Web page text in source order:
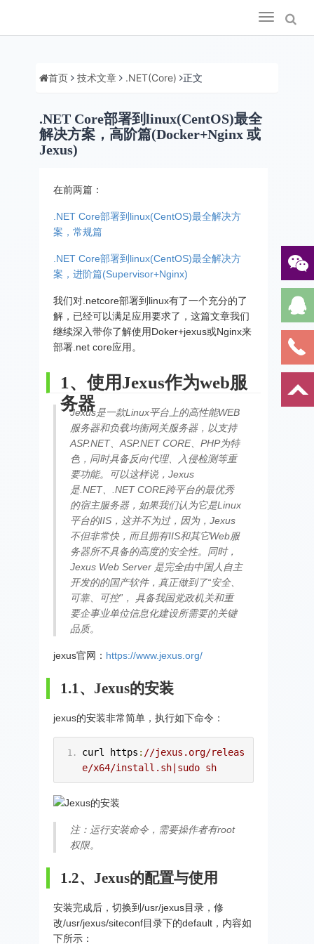
Toggle
navigation
首页 技术文章 .NET(Core) 正文
.NET Core部署到linux(CentOS)最全
解决方案，高阶篇(Docker+Nginx 或
Jexus)
在前两篇：
.NET Core部署到linux(CentOS)最全解决方
案，常规篇
.NET Core部署到linux(CentOS)最全解决方
案，进阶篇(Supervisor+Nginx)
我们对.netcore部署到linux有了一个充分的了
解，已经可以满足应用要求了，这篇文章我们
继续深入带你了解使用Doker+jexus或Nginx来
部署.net core应用。
1、使用Jexus作为web服
务器
Jexus是一款Linux平台上的高性能WEB
服务器和负载均衡网关服务器，以支持
ASP.NET、ASP.NET CORE、PHP为特
色，同时具备反向代理、入侵检测等重
要功能。可以这样说，Jexus
是.NET、.NET CORE跨平台的最优秀
的宿主服务器，如果我们认为它是Linux
平台的IIS，这并不为过，因为，Jexus
不但非常快，而且拥有IIS和其它Web服
务器所不具备的高度的安全性。同时，
Jexus Web Server 是完全由中国人自主
开发的的国产软件，真正做到了“安全、
可靠、可控”， 具备我国党政机关和重
要企事业单位信息化建设所需要的关键
品质。
jexus官网： https://www.jexus.org/
1.1、Jexus的安装
jexus的安装非常简单，执行如下命令：
curl https : //jexus.org/releas
e/x64/install.sh|sudo sh
注：运行安装命令，需要操作者有root
权限。
1.2、Jexus的配置与使用
安装完成后，切换到/usr/jexus目录，修
改/usr/jexus/siteconf目录下的default，内容如
下所示：